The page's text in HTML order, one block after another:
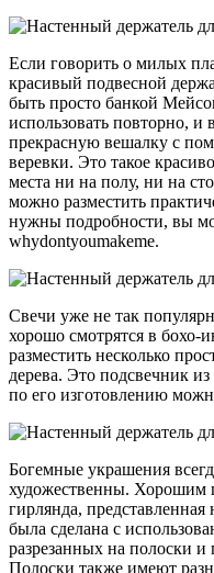
Если говорить о милых
красивый подвесной
быть просто банкой
использовать повторно, и
прекрасную вешалку с
веревки. Это такое
места ни на полу, ни на
можно разместить
нужны подробности, вы
whydontyoumakeme.
Свечи уже не так
хорошо смотрятся в бохо-
разместить несколько
дерева. Это подсвечник
по его изготовлению
Богемные украшения
художественны. Хорошим
гирлянда,
была сделана с
разрезанных на полоски и
Полоски также имеют